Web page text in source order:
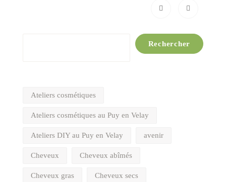
Rechercher
Ateliers cosmétiques
Ateliers cosmétiques au Puy en Velay
Ateliers DIY au Puy en Velay avenir
Cheveux Cheveux abîmés
Cheveux gras Cheveux secs